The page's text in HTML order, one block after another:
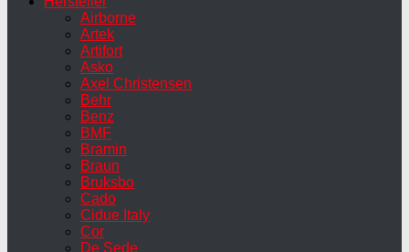
Airborne
Artek
Artifort
Asko
Axel Christensen
Behr
Benz
BMF
Bramin
Braun
Bruksbo
Cado
Cidue Italy
Cor
De Sede